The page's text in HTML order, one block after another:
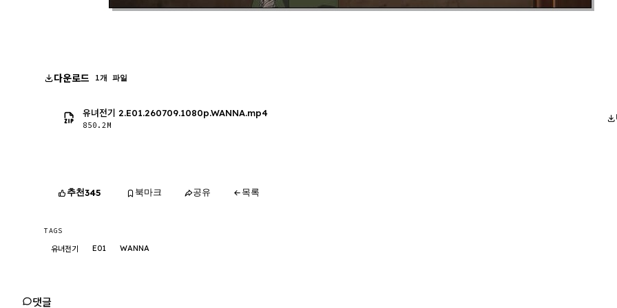
다운로드 1개 파일
유녀전기 2.E01.260709.1080p.WANNA.mp4
850.2M
추천345 북마크 공유 목록
TAGS
유녀전기 E01 WANNA
댓글